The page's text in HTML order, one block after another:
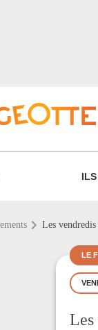
Les vendredis
LE
Les